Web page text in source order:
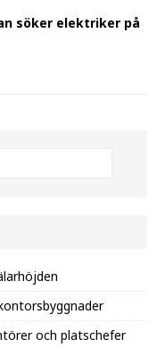
söker elektriker på
och platschefer